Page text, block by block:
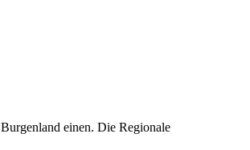
einen. Die Regionale